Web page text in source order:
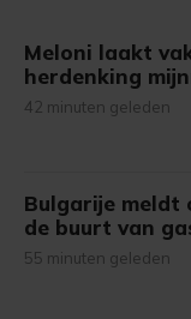
Meloni laakt
herdenking
42 minuten geleden
Bulgarije
de buurt van
55 minuten geleden